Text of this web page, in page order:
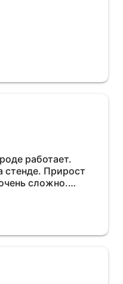
работает.
стенде. Прирост
сложно.
и посмотрю, что